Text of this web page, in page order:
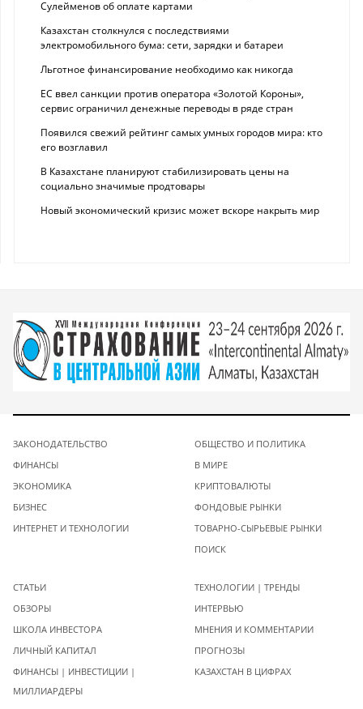
Сулейменов об оплате картами
Казахстан столкнулся с последствиями
электромобильного бума: сети, зарядки и батареи
Льготное финансирование необходимо как никогда
ЕС ввел санкции против оператора «Золотой Короны»,
сервис ограничил денежные переводы в ряде стран
Появился свежий рейтинг самых умных городов мира: кто
его возглавил
В Казахстане планируют стабилизировать цены на
социально значимые продтовары
Новый экономический кризис может вскоре накрыть мир
ЗАКОНОДАТЕЛЬСТВО
ФИНАНСЫ
ЭКОНОМИКА
БИЗНЕС
ИНТЕРНЕТ И ТЕХНОЛОГИИ
ОБЩЕСТВО И ПОЛИТИКА
В МИРЕ
КРИПТОВАЛЮТЫ
ФОНДОВЫЕ РЫНКИ
ТОВАРНО-СЫРЬЕВЫЕ РЫНКИ
ПОИСК
СТАТЬИ
ОБЗОРЫ
ШКОЛА ИНВЕСТОРА
ЛИЧНЫЙ КАПИТАЛ
ФИНАНСЫ | ИНВЕСТИЦИИ |
МИЛЛИАРДЕРЫ
ТЕХНОЛОГИИ | ТРЕНДЫ
ИНТЕРВЬЮ
МНЕНИЯ И КОММЕНТАРИИ
ПРОГНОЗЫ
КАЗАХСТАН В ЦИФРАХ